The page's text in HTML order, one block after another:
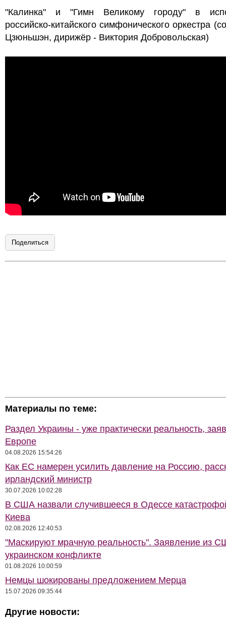
"Калинка" и "Гимн Великому городу" в
российско-китайского симфонического оркестра
Цзюньшэн, дирижёр - Виктория Добровольская)
Поделиться
Материалы по теме:
Раздел Украины - уже практически реальность,
Европе
04.08.2026 15:54:26
Как ЕС намерен усилить давление на Россию,
ирландский министр
30.07.2026 10:02:28
В США назвали случившееся в Одессе
Киева
02.08.2026 12:40:53
"Маскируют мрачную реальность". Заявление из
украинском конфликте
01.08.2026 10:00:59
Немцы шокированы предложением Мерца
15.07.2026 09:35:44
Другие новости: